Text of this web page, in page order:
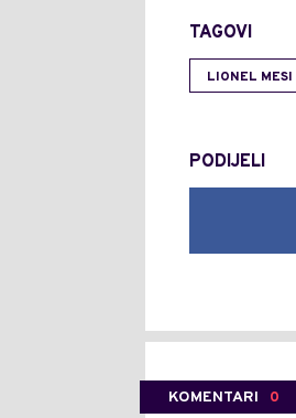
TAGOVI
LIONEL MESI
PODIJELI
KOMENTARI 0